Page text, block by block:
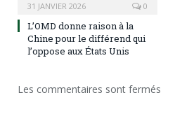
31 JANVIER 2026 0
L’OMD donne raison à la
Chine pour le différend qui
l’oppose aux États Unis
Les commentaires sont fermés